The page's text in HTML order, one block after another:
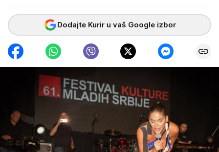
Dodajte Kurir u vaš Google izbor